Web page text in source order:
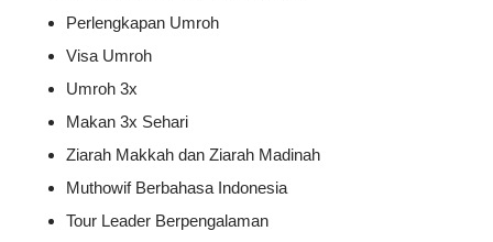
Perlengkapan Umroh
Visa Umroh
Umroh 3x
Makan 3x Sehari
Ziarah Makkah dan Ziarah Madinah
Muthowif Berbahasa Indonesia
Tour Leader Berpengalaman